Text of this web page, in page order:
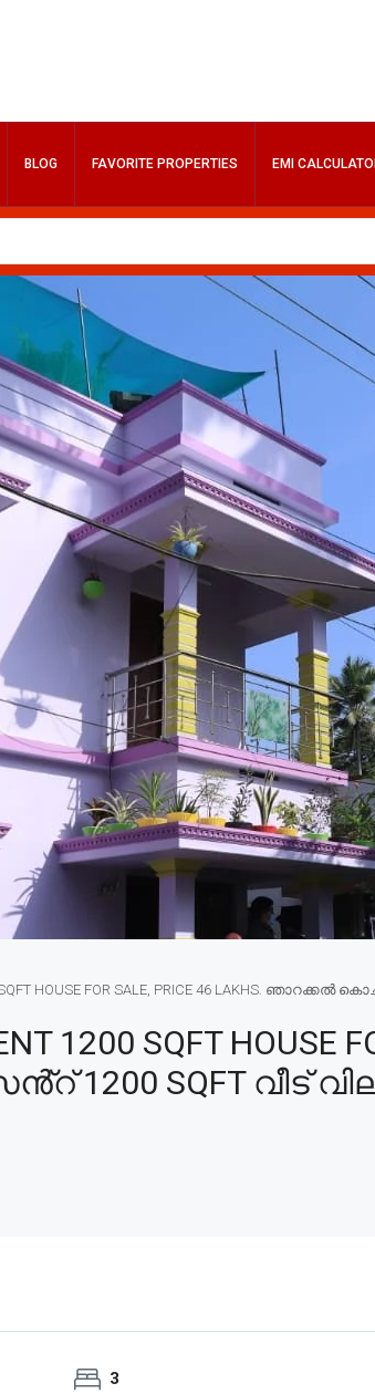
BLOG FAVORITE PROPERTIES EMI
SQFT HOUSE FOR SALE, PRICE 46 LAKHS.
1200 SQFT HOUSE
1200 SQFT വീട്
3